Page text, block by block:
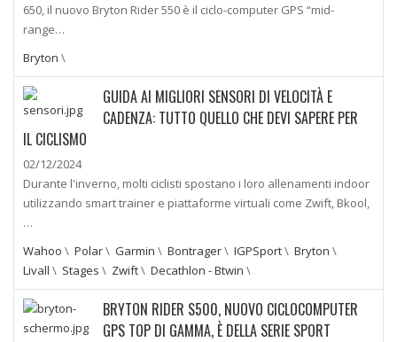
650, il nuovo Bryton Rider 550 è il ciclo-computer GPS “mid-
range…
Bryton \
GUIDA AI MIGLIORI SENSORI DI VELOCITÀ E
CADENZA: TUTTO QUELLO CHE DEVI SAPERE PER
IL CICLISMO
02/12/2024
Durante l'inverno, molti ciclisti spostano i loro allenamenti indoor
utilizzando smart trainer e piattaforme virtuali come Zwift, Bkool,
…
Wahoo \ Polar\ Garmin \ Bontrager\ IGPSport\ Bryton \
Livall \ Stages \ Zwift\ Decathlon - Btwin \
BRYTON RIDER S500, NUOVO CICLOCOMPUTER
GPS TOP DI GAMMA, È DELLA SERIE SPORT